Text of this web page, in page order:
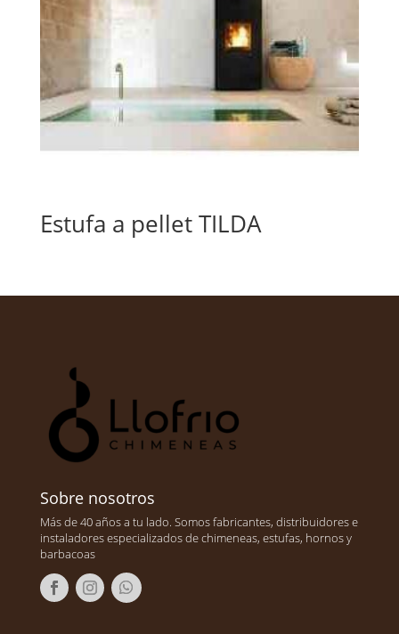
Estufa a pellet TILDA
Sobre nosotros
Más de 40 años a tu lado. Somos fabricantes, distribuidores e
instaladores especializados de chimeneas, estufas, hornos y
barbacoas